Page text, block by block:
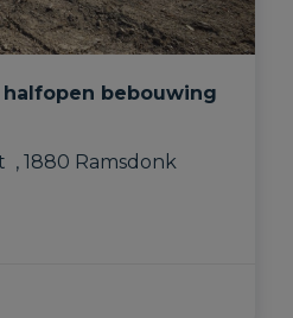
bebouwing
, 1880 Ramsdonk